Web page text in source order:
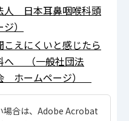
人 日本耳鼻咽喉科頭
）
えにくいと感じたら
へ （一般社団法
ホームページ）
場合は、Adobe Acrobat